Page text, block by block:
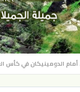
الدومينيكان في كأس